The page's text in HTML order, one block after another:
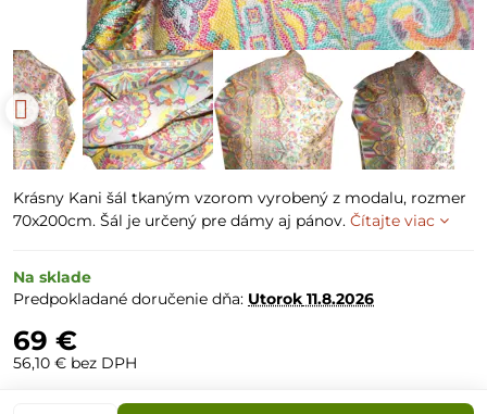
Krásny Kani šál tkaným vzorom vyrobený z modalu, rozmer
70x200cm. Šál je určený pre dámy aj pánov. Čítajte viac
Na sklade
Predpokladané doručenie dňa: Utorok 11.8.2026
69 €
56,10 € bez DPH